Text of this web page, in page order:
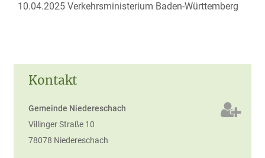
Kontakt
Gemeinde Niedereschach
Villinger Straße 10
78078 Niedereschach
10.04.2025 Verkehrsministerium Baden-Württemberg